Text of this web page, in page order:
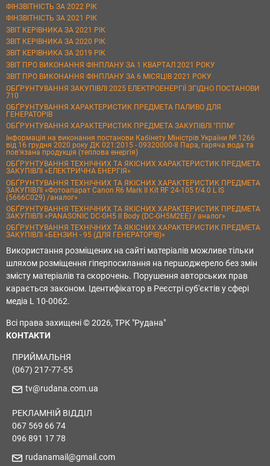
ФІНЗВІТНІСТЬ ЗА 2022 РІК
ФІНЗВІТНІСТЬ ЗА 2021 РІК
ЗВІТ КЕРІВНИКА ЗА 2021 РІК
ЗВІТ КЕРІВНИКА ЗА 2020 РІК
ЗВІТ КЕРІВНИКА ЗА 2019 РІК
ЗВІТ ПРО ВИКОНАННЯ ФІНПЛАНУ ЗА 1 КВАРТАЛ 2021 РОКУ
ЗВІТ ПРО ВИКОНАННЯ ФІНПЛАНУ ЗА 6 МІСЯЦІВ 2021 РОКУ
ОБҐРУНТУВАННЯ ЗАКУПІВЛІ 2025 ЕЛЕКТРОЕНЕРГІЇ ЗГІДНО ПОСТАНОВИ
710
ОБҐРУНТУВАННЯ ХАРАКТЕРИСТИК ПРЕДМЕТА ПАЛИВО ДЛЯ
ГЕНЕРАТОРІВ
ОБҐРУНТУВАННЯ ХАРАКТЕРИСТИК ПРЕДМЕТА ЗАКУПІВЛІ "ППМ"
Інформація на виконання постанови Кабінету Міністрів України № 1266
від 16 грудня 2020 року ДК 021:2015 - 09320000-8 Пара, гаряча вода та
пов’язана продукція (теплова енергія)
ОБҐРУНТУВАННЯ ТЕХНІЧНИХ ТА ЯКІСНИХ ХАРАКТЕРИСТИК ПРЕДМЕТА
ЗАКУПІВЛІ «ЕЛЕКТРИЧНА ЕНЕРГІЯ»
ОБҐРУНТУВАННЯ ТЕХНІЧНИХ ТА ЯКІСНИХ ХАРАКТЕРИСТИК ПРЕДМЕТА
ЗАКУПІВЛІ «Фотоапарат Canon R6 Mark II Kit RF 24-105 f/4.0 L IS
(5666C029) /аналог»
ОБҐРУНТУВАННЯ ТЕХНІЧНИХ ТА ЯКІСНИХ ХАРАКТЕРИСТИК ПРЕДМЕТА
ЗАКУПІВЛІ «PANASONIC DC-GH5 II Body (DC-GH5M2EE) / аналог»
ОБҐРУНТУВАННЯ ТЕХНІЧНИХ ТА ЯКІСНИХ ХАРАКТЕРИСТИК ПРЕДМЕТА
ЗАКУПІВЛІ «БЕНЗИН - 95 (ДЛЯ ГЕНЕРАТОРІВ)»
Використання розміщених на сайті матеріалів можливе тільки
шляхом розміщення гіперпосилання на першоджерело без змін
змісту матеріалів та скорочень. Порушення авторських прав
карається законом. Ідентифікатор в Реєстрі суб'єктів у сфері
медіа L 10-0062.
Всі права захищені © 2026, ТРК "Рудана"
КОНТАКТИ
ПРИЙМАЛЬНЯ
(067) 217-77-55
tv@rudana.com.ua
РЕКЛАМНІЙ ВІДДІЛ
067 569 66 74
096 891 17 78
rudanamail@gmail.com